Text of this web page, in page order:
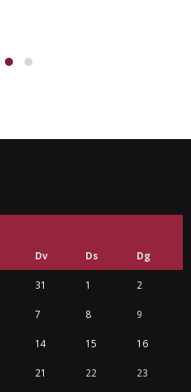
Dv Ds Dg
31 1 2
7 8 9
14 15 16
21 22 23